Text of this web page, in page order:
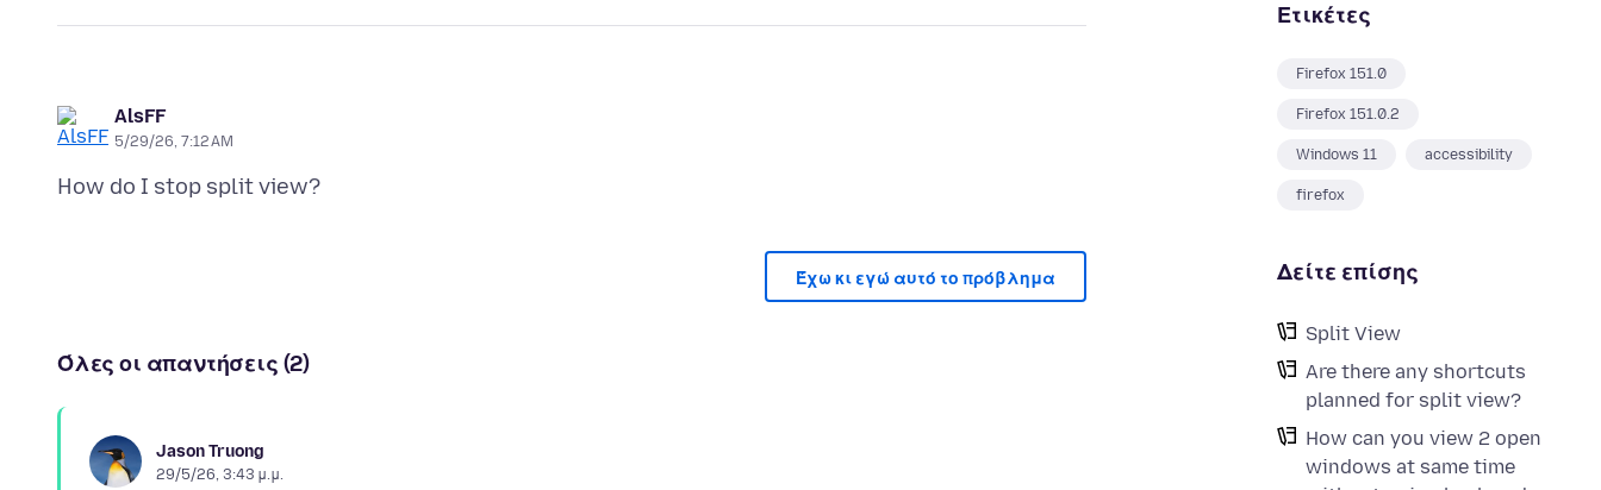
Ετικέτες
Firefox 151.0
Firefox 151.0.2
Windows 11 accessibility
firefox
Δείτε επίσης
Split View
Are there any shortcuts
planned for split view?
How can you view 2 open
windows at same time
AlsFF
5/29/26, 7:12 AM
Έχω κι εγώ αυτό το πρόβλημα
Όλες οι απαντήσεις (2)
Jason Truong
29/5/26, 3:43 μ.μ.